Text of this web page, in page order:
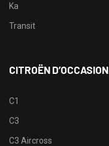
Ka
Transit
CITROËN D’OCCASION
C1
C3
C3 Aircross